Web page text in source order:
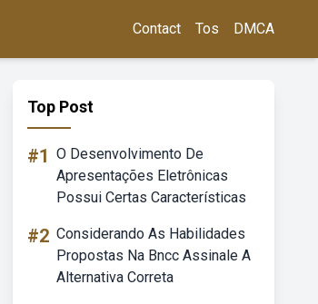
Contact Tos DMCA
Top Post
#1 O Desenvolvimento De
Apresentações Eletrônicas
Possui Certas Características
#2 Considerando As Habilidades
Propostas Na Bncc Assinale A
Alternativa Correta